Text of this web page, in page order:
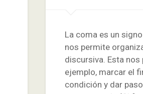
La coma es un
nos permite
discursiva. Esta nos
ejemplo, marcar el
condición y dar